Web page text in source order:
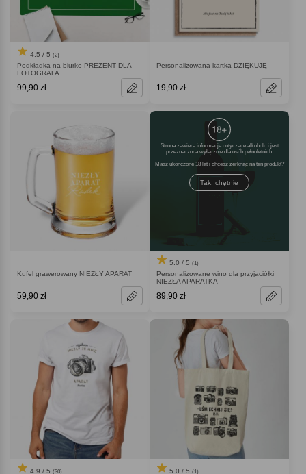
4.5 / 5 (2)
Podkładka na biurko PREZENT DLA
FOTOGRAFA
99,90 zł
Personalizowana kartka DZIĘKUJĘ
19,90 zł
Kufel grawerowany NIEZŁY APARAT
59,90 zł
Strona zawiera informacje dotyczące alkoholu i jest
przeznaczona wyłącznie dla osób pełnoletnich.
Masz ukończone 18 lat i chcesz zerknąć na ten produkt
Tak, chętnie
5.0 / 5 (1)
Personalizowane wino dla przyjaciółki
NIEZŁA APARATKA
89,90 zł
4.9 / 5 (30) 5.0 / 5 (1)